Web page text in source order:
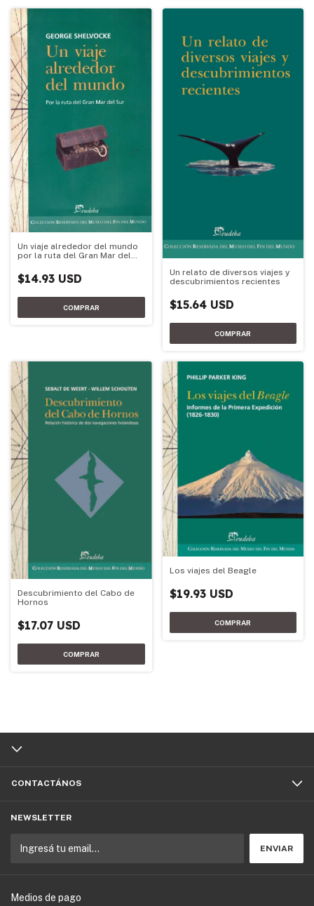
Un viaje alrededor del mundo
por la ruta del Gran Mar del
$14.93 USD
Un relato de diversos viajes y
descubrimientos recientes
$15.64 USD
Descubrimiento del Cabo de
Hornos
$17.07 USD
Los viajes del Beagle
$19.93 USD
CONTACTÁNOS
NEWSLETTER
Medios de pago